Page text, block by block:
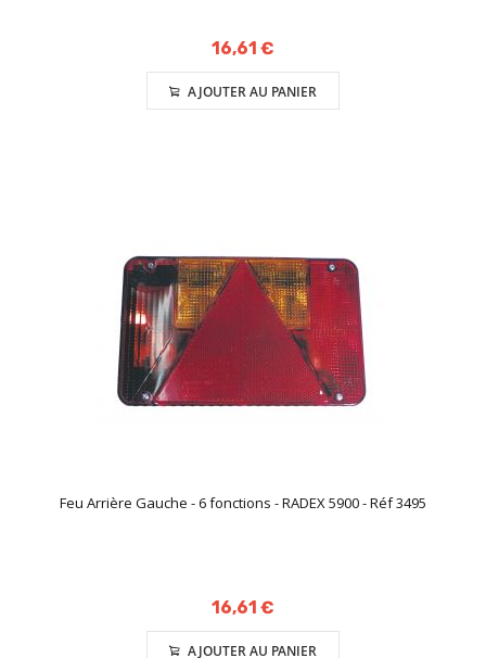
16,61 €
AJOUTER AU PANIER
Feu Arrière Gauche - 6 fonctions - RADEX 5900 - Réf 3495
16,61 €
AJOUTER AU PANIER